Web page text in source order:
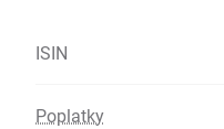
ISIN
Poplatky